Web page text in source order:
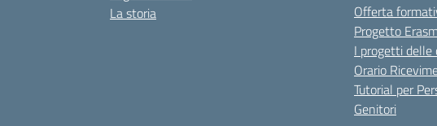
La storia
Offerta
Progetto
I progetti delle
Orario
Tutorial per
Genitori